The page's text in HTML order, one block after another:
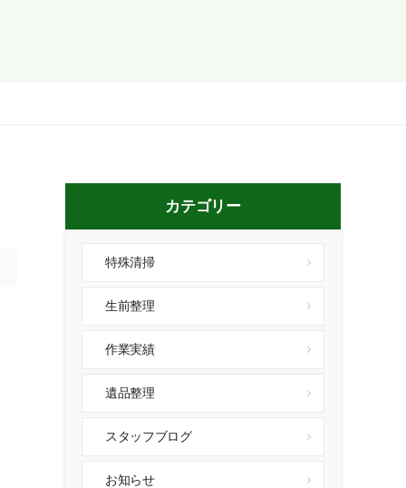
カテゴリー
特殊清掃
生前整理
作業実績
遺品整理
スタッフブログ
お知らせ